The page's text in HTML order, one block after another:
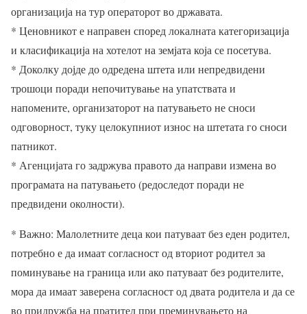
организација на тур операторот во државата.
* Ценовникот е направен според локалната категоризација
и класификација на хотелот на земјата која се посетува.
* Доколку дојде до одредена штета или непредвидени
трошоци поради непочитување на упатствата и
напомените, организаторот на патувањето не сноси
одговорност, туку целокупниот износ на штетата го сноси
патникот.
* Агенцијата го задржува правото да направи измена во
програмата на патувањето (редоследот поради не
предвидени околности).
* Важно: Малолетните деца кои патуваат без еден родител,
потребно е да имаат согласност од вториот родител за
поминување на граница или ако патуваат без родителите,
мора да имаат заверена согласност од двата родитела и да се
во придружба на пратител при преминувањето на